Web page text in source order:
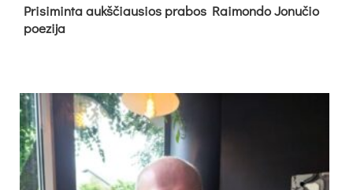
Pri­si­min­ta aukš­čiau­sios pra­bos Rai­mon­do Jo­nu­čio
poe­zi­ja